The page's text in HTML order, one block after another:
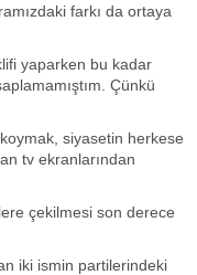
farkı da ortaya
yaparken bu kadar
Çünkü
siyasetin herkese
tv ekranlarından
çekilmesi son derece
iki ismin partilerindeki